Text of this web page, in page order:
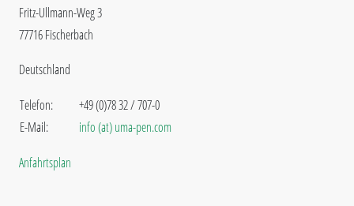
Fritz-Ullmann-Weg 3
77716 Fischerbach
Deutschland
Telefon:
E-Mail:
+49 (0)78 32 / 707-0
info (at) uma-pen.com
Anfahrtsplan